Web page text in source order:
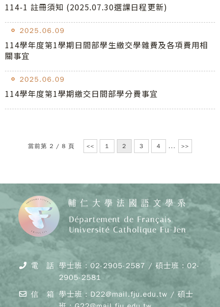
114-1 註冊須知 (2025.07.30選課日程更新)
2025.06.09
114學年度第1學期日間部學生繳交學雜費及各項費用相
關事宜
2025.06.09
114學年度第1學期繳交日間部學分費事宜
當前第 2 / 8 頁 << 1 2 3 4 ... >>
電 話 學士班：02-2905-2587 / 碩士班：02-
2905-2581
信 箱
學士班：D22@mail.fju.edu.tw / 碩士